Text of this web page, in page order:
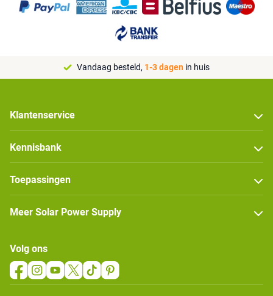
Vandaag besteld, 1-3 dagen in huis
Klantenservice
Kennisbank
Toepassingen
Meer Solar Power Supply
Volg ons